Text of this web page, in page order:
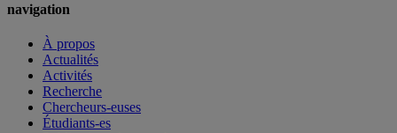
navigation
À propos
Actualités
Activités
Recherche
Chercheurs-euses
Étudiants-es